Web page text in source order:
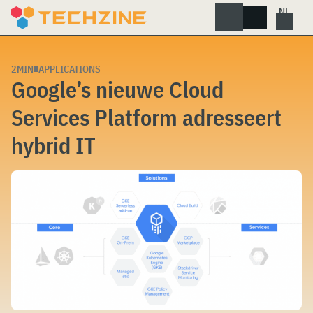
Skip
2MIN APPLICATIONS
Google’s nieuwe Cloud
Services Platform adresseert
hybrid IT